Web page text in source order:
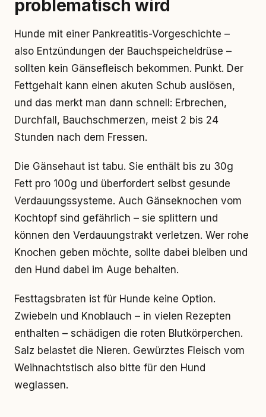
problematisch wird
Hunde mit einer Pankreatitis-Vorgeschichte –
also Entzündungen der Bauchspeicheldrüse –
sollten kein Gänsefleisch bekommen. Punkt. Der
Fettgehalt kann einen akuten Schub auslösen,
und das merkt man dann schnell: Erbrechen,
Durchfall, Bauchschmerzen, meist 2 bis 24
Stunden nach dem Fressen.
Die Gänsehaut ist tabu. Sie enthält bis zu 30g
Fett pro 100g und überfordert selbst gesunde
Verdauungssysteme. Auch Gänseknochen vom
Kochtopf sind gefährlich – sie splittern und
können den Verdauungstrakt verletzen. Wer rohe
Knochen geben möchte, sollte dabei bleiben und
den Hund dabei im Auge behalten.
Festtagsbraten ist für Hunde keine Option.
Zwiebeln und Knoblauch – in vielen Rezepten
enthalten – schädigen die roten Blutkörperchen.
Salz belastet die Nieren. Gewürztes Fleisch vom
Weihnachtstisch also bitte für den Hund
weglassen.